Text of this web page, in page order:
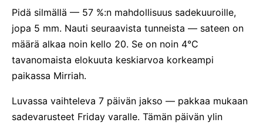
Pidä silmällä — 57 %:n mahdollisuus sadekuuroille,
jopa 5 mm. Nauti seuraavista tunneista — sateen on
määrä alkaa noin kello 20. Se on noin 4°C
tavanomaista elokuuta keskiarvoa korkeampi
paikassa Mirriah.
Luvassa vaihteleva 7 päivän jakso — pakkaa mukaan
sadevarusteet Friday varalle. Tämän päivän ylin